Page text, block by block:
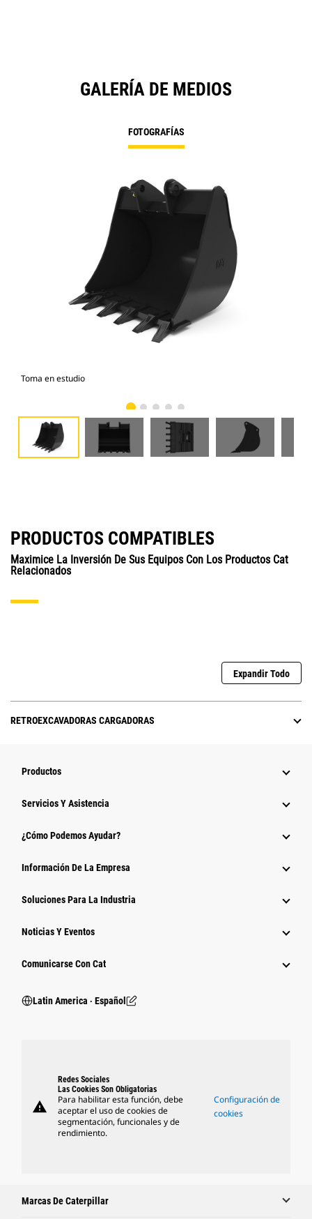
GALERÍA DE MEDIOS
FOTOGRAFÍAS
Toma en estudio
PRODUCTOS COMPATIBLES
Maximice La Inversión De Sus Equipos Con Los Productos Cat
Relacionados
Expandir Todo
RETROEXCAVADORAS CARGADORAS
Productos
Servicios Y Asistencia
¿Cómo Podemos Ayudar?
Información De La Empresa
Soluciones Para La Industria
Noticias Y Eventos
Comunicarse Con Cat
Latin America ‧ Español
warning
Redes Sociales
Las Cookies Son Obligatorias
Para habilitar esta función, debe
aceptar el uso de cookies de
segmentación, funcionales y de
rendimiento.
Configuración de
cookies
Marcas De Caterpillar